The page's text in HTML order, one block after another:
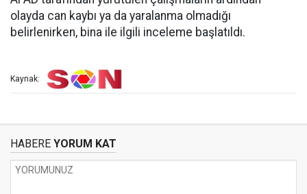
olayda can kaybı ya da yaralanma olmadığı
belirlenirken, bina ile ilgili inceleme başlatıldı.
Kaynak:
HABERE YORUM KAT